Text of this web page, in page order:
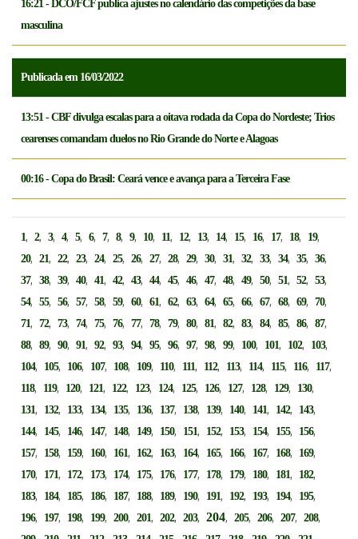
16:21 - DCO/FCF publica ajustes no calendário das competições da base
masculina
Publicada em 16/03/2022
13:51 - CBF divulga escalas para a oitava rodada da Copa do Nordeste; Trios
cearenses comandam duelos no Rio Grande do Norte e Alagoas
00:16 - Copa do Brasil: Ceará vence e avança para a Terceira Fase
1,2,3,4,5,6,7,8,9, 10, 11, 12, 13, 14, 15, 16, 17, 18, 19,
20,21,22,23,24,25,26,27,28,29,30,31,32,33,34,35,36,
37,38,39,40,41,42,43,44,45,46,47,48,49,50,51,52,53,
54,55,56,57,58,59,60,61,62,63,64,65,66,67,68,69,70,
71,72,73,74,75,76,77,78,79,80,81,82,83,84,85,86,87,
88,89,90,91,92,93,94,95,96,97,98,99, 100, 101, 102, 103,
104, 105, 106, 107, 108, 109, 110, 111, 112, 113, 114, 115, 116, 117,
118, 119, 120, 121, 122, 123, 124, 125, 126, 127, 128, 129, 130,
131, 132, 133, 134, 135, 136, 137, 138, 139, 140, 141, 142, 143,
144, 145, 146, 147, 148, 149, 150, 151, 152, 153, 154, 155, 156,
157, 158, 159, 160, 161, 162, 163, 164, 165, 166, 167, 168, 169,
170, 171, 172, 173, 174, 175, 176, 177, 178, 179, 180, 181, 182,
183, 184, 185, 186, 187, 188, 189, 190, 191, 192, 193, 194, 195,
196, 197, 198, 199,200,201,202,203,204,205,206,207,208,